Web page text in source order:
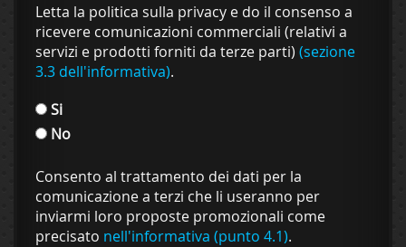
Letta la politica sulla privacy e do il consenso a
ricevere comunicazioni commerciali (relativi a
servizi e prodotti forniti da terze parti) (sezione
3.3 dell'informativa).
Si
No
Consento al trattamento dei dati per la
comunicazione a terzi che li useranno per
inviarmi loro proposte promozionali come
precisato nell'informativa (punto 4.1).